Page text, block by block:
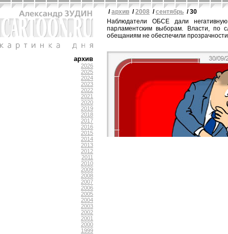
архив
2026
2025
2024
2023
2022
2021
2020
2019
2018
2017
2016
2015
2014
2013
2012
2011
2010
2009
2008
2007
2006
2005
2004
2003
2002
2001
2000
1999
/архив /2008 /сентябрь / 30
Наблюдатели ОБСЕ дали
парламентским выборам. Власти, по
обещаниям не обеспечили